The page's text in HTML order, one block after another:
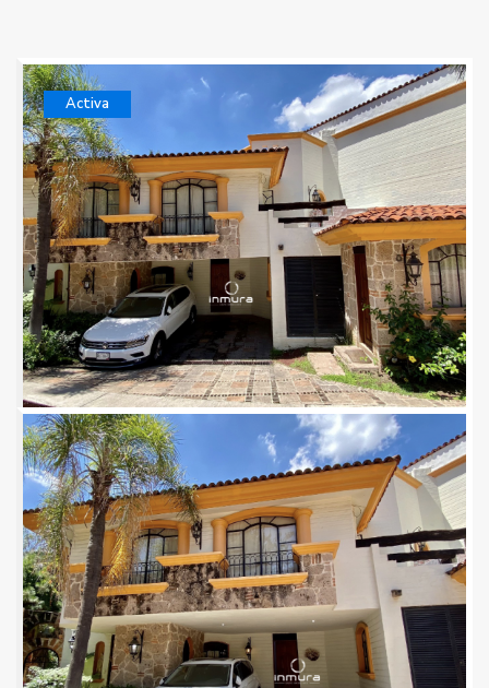
Activa